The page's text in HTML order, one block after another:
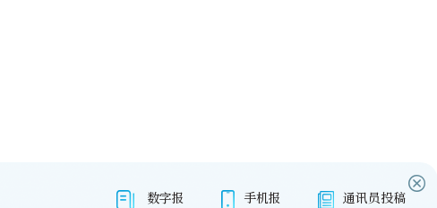
数字报 手机报 通讯员投稿